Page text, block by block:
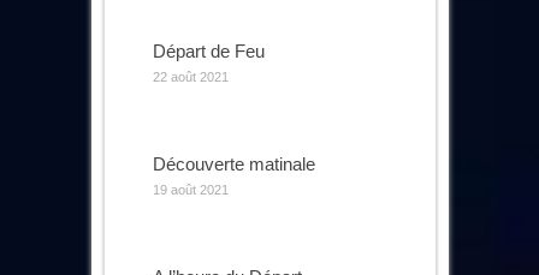
Départ de Feu
22 août 2021
Découverte matinale
19 août 2021